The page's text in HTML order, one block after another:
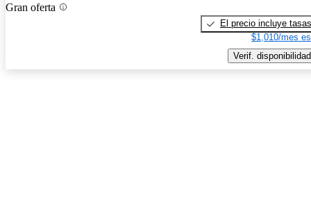
Gran oferta
El precio incluye tasas
$1,010/mes
Verif. disponibilidad